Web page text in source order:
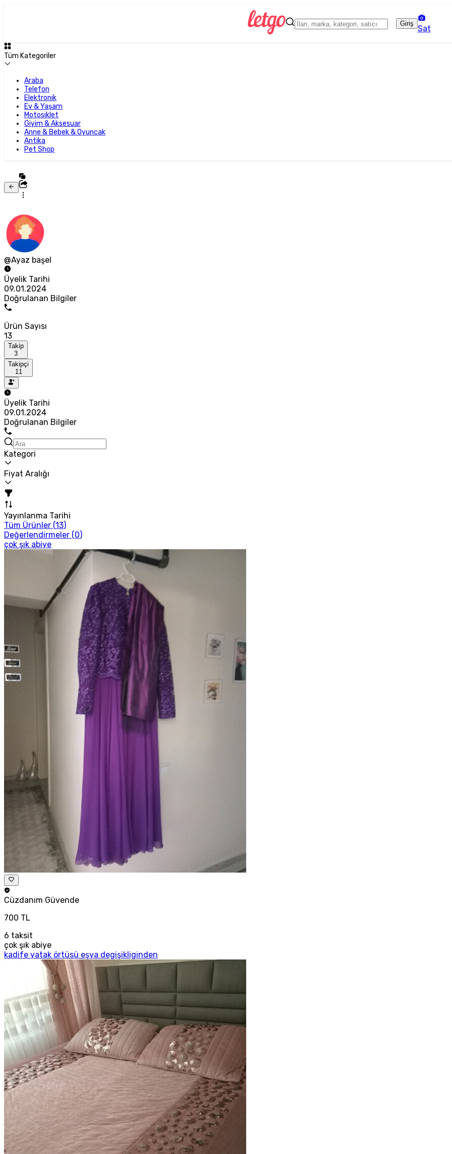
Giriş
Sat
Tüm Kategoriler
Araba
Telefon
Elektronik
Ev & Yaşam
Motosiklet
Giyim & Aksesuar
Anne & Bebek & Oyuncak
Antika
Pet Shop
@Ayaz başel
Üyelik Tarihi
09.01.2024
Doğrulanan Bilgiler
Ürün Sayısı
13
Takip
3
Takipçi
11
Üyelik Tarihi
09.01.2024
Doğrulanan Bilgiler
Kategori
Fiyat Aralığı
Yayınlanma Tarihi
Tüm Ürünler (13)
Değerlendirmeler (0)
çok şık abiye
Cüzdanım Güvende
700 TL
6 taksit
çok şık abiye
kadife yatak örtüsü eşya degişikliginden